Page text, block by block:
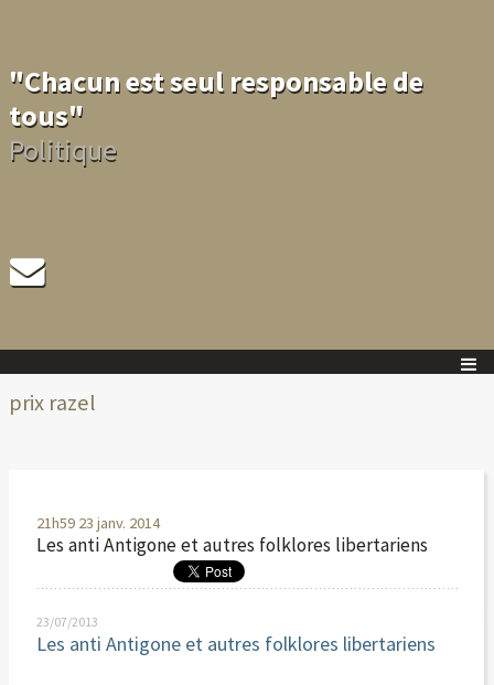
"Chacun est seul responsable de
tous"
Politique
prix razel
21h59 23 janv. 2014
Les anti Antigone et autres folklores libertariens
23/07/2013
Les anti Antigone et autres folklores libertariens